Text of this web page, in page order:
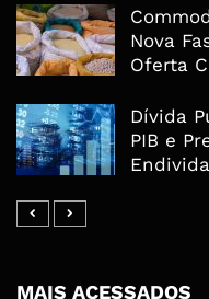
Nova
Oferta
Dívida
PIB e
MAIS ACESSADOS